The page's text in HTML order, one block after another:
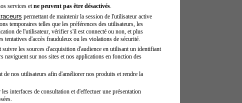
services et ne peuvent pas être désactivés.
permettant de maintenir la session de l'utilisateur active
temporaires telles que les préférences des utilisateurs, les
de l'utilisateur, vérifier s'il est connecté ou non, et plus
tentatives d'accès frauduleux ou les violations de sécurité.
les sources d'acquisition d'audience en utilisant un identifiant
naviguent sur nos sites et nos applications en fonction des
de nos utilisateurs afin d'améliorer nos produits et rendre la
interfaces de consultation et d'effectuer une présentation